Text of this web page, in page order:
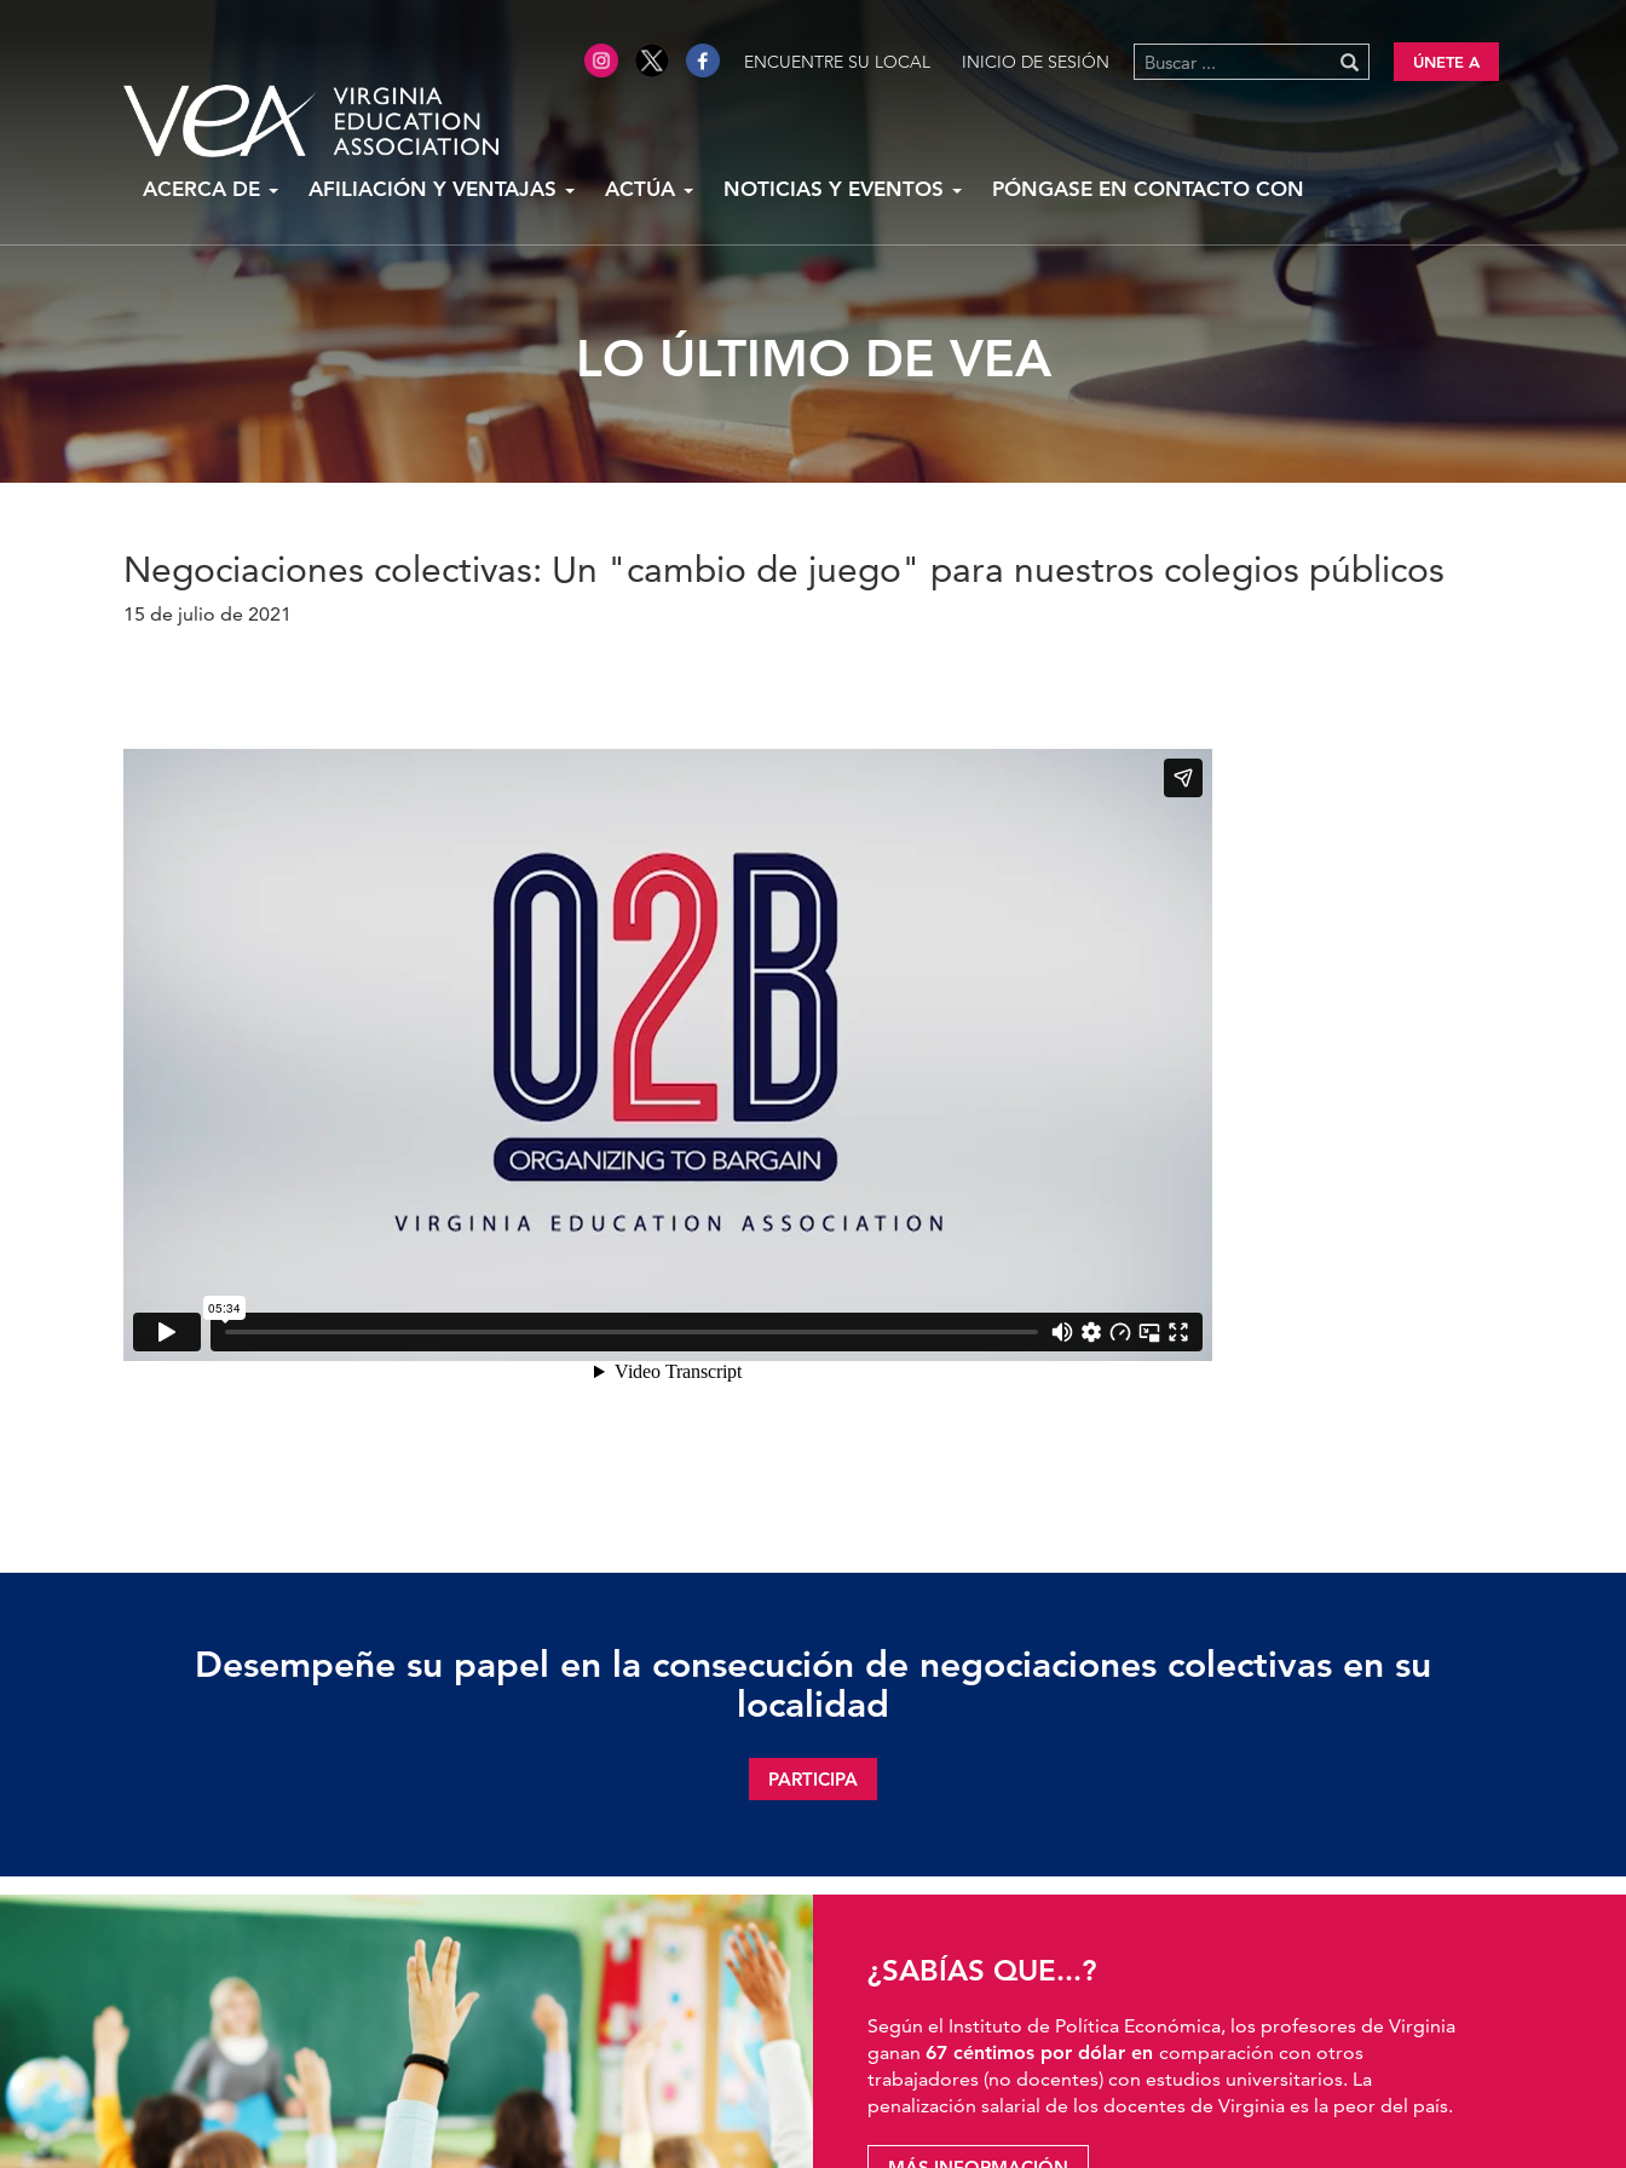
ENCUENTRE SU LOCAL INICIO DE SESIÓN ÚNETE A
ACERCA DE AFILIACIÓN Y VENTAJAS ACTÚA NOTICIAS Y EVENTOS PÓNGASE EN CONTACTO CON
LO ÚLTIMO DE VEA
Negociaciones colectivas: Un "cambio de juego" para nuestros colegios públicos
15 de julio de 2021
Desempeñe su papel en la consecución de negociaciones colectivas en su
localidad
PARTICIPA
¿SABÍAS QUE...?
Según el Instituto de Política Económica, los profesores de Virginia
ganan 67 céntimos por dólar en comparación con otros
trabajadores (no docentes) con estudios universitarios. La
penalización salarial de los docentes de Virginia es la peor del país.